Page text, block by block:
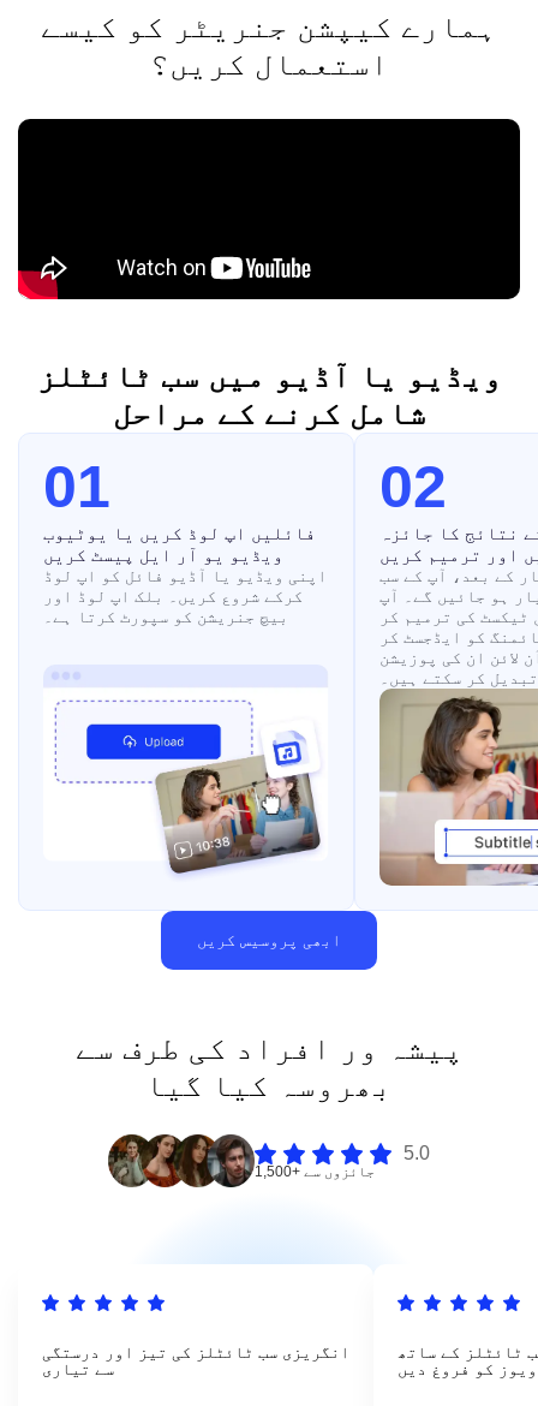
ہمارے کیپشن جنریٹر کو کیسے
استعمال کریں؟
ویڈیو یا آڈیو میں سب ٹائٹلز
شامل کرنے کے مراحل
01
فائلیں اپ لوڈ کریں یا یوٹیوب
ویڈیو یو آر ایل پیسٹ کریں
اپنی ویڈیو یا آڈیو فائل کو اپ لوڈ
کرکے شروع کریں۔ بلک اپ لوڈ اور
بیچ جنریشن کو سپورٹ کرتا ہے۔
02
نتائج کا جائزہ
اور ترمیم کریں
کے بعد، آپ کے سب
ہو جائیں گے۔ آپ
ٹیکسٹ کی ترمیم کر
کو ایڈجسٹ کر
لائن ان کی پوزیشن
تبدیل کر سکتے ہیں۔
ابھی پروسیس کریں
پیشہ ور افراد کی طرف سے
بھروسہ کیا گیا
5.0
1,500+ جائزوں سے
انگریزی سب ٹائٹلز کی تیز اور درستگی
سے تیاری
ٹائٹلز کے ساتھ
ویوز کو فروغ دیں